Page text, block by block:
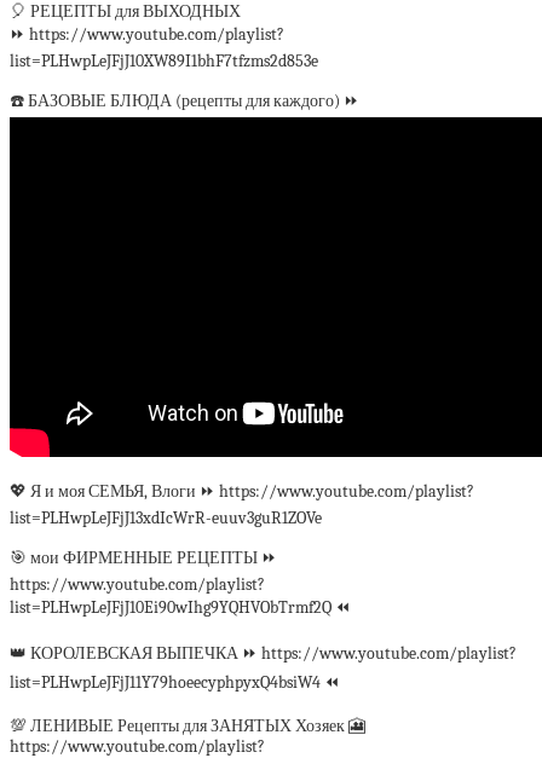
🎈 РЕЦЕПТЫ для ВЫХОДНЫХ
⏩ https://www.youtube.com/playlist?
list=PLHwpLeJFjJ10XW89I1bhF7tfzms2d853e
☎️ БАЗОВЫЕ БЛЮДА (рецепты для каждого) ⏩
💖 Я и моя СЕМЬЯ, Влоги ⏩ https://www.youtube.com/playlist?
list=PLHwpLeJFjJ13xdIcWrR-euuv3guR1ZOVe
🎯 мои ФИРМЕННЫЕ РЕЦЕПТЫ ⏩
https://www.youtube.com/playlist?
list=PLHwpLeJFjJ10Ei90wIhg9YQHVObTrmf2Q ⏪
👑 КОРОЛЕВСКАЯ ВЫПЕЧКА ⏩ https://www.youtube.com/playlist?
list=PLHwpLeJFjJ11Y79hoeecyphpyxQ4bsiW4 ⏪
💯 ЛЕНИВЫЕ Рецепты для ЗАНЯТЫХ Хозяек 🎦
https://www.youtube.com/playlist?